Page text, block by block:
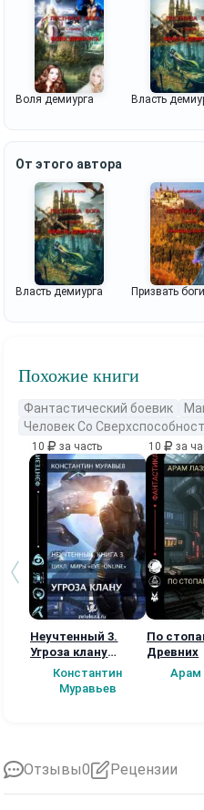
Воля демиурга Власть
От этого автора
Власть демиурга Призвать
Похожие книги
Фантастический боевик
Человек Со
10 за часть
Неучтенный 3.
Угроза клану
(Альтернативное
продолжение)
Константин
Муравьев
10 за
По
Древних
Арам
Отзывы0 Рецензии